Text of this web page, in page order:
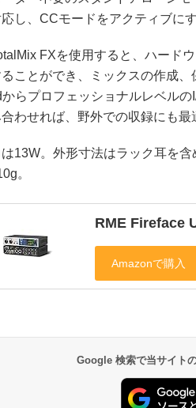
応し、CCモードをアクティブに
FXを使用すると、ハード
ることができ、ミックスの作成
らプロフェッショナルレベル
わせれば、野外での収録にも最
13W。外形寸法はラック耳を
。
RME Fireface
Google 検索で当サイト